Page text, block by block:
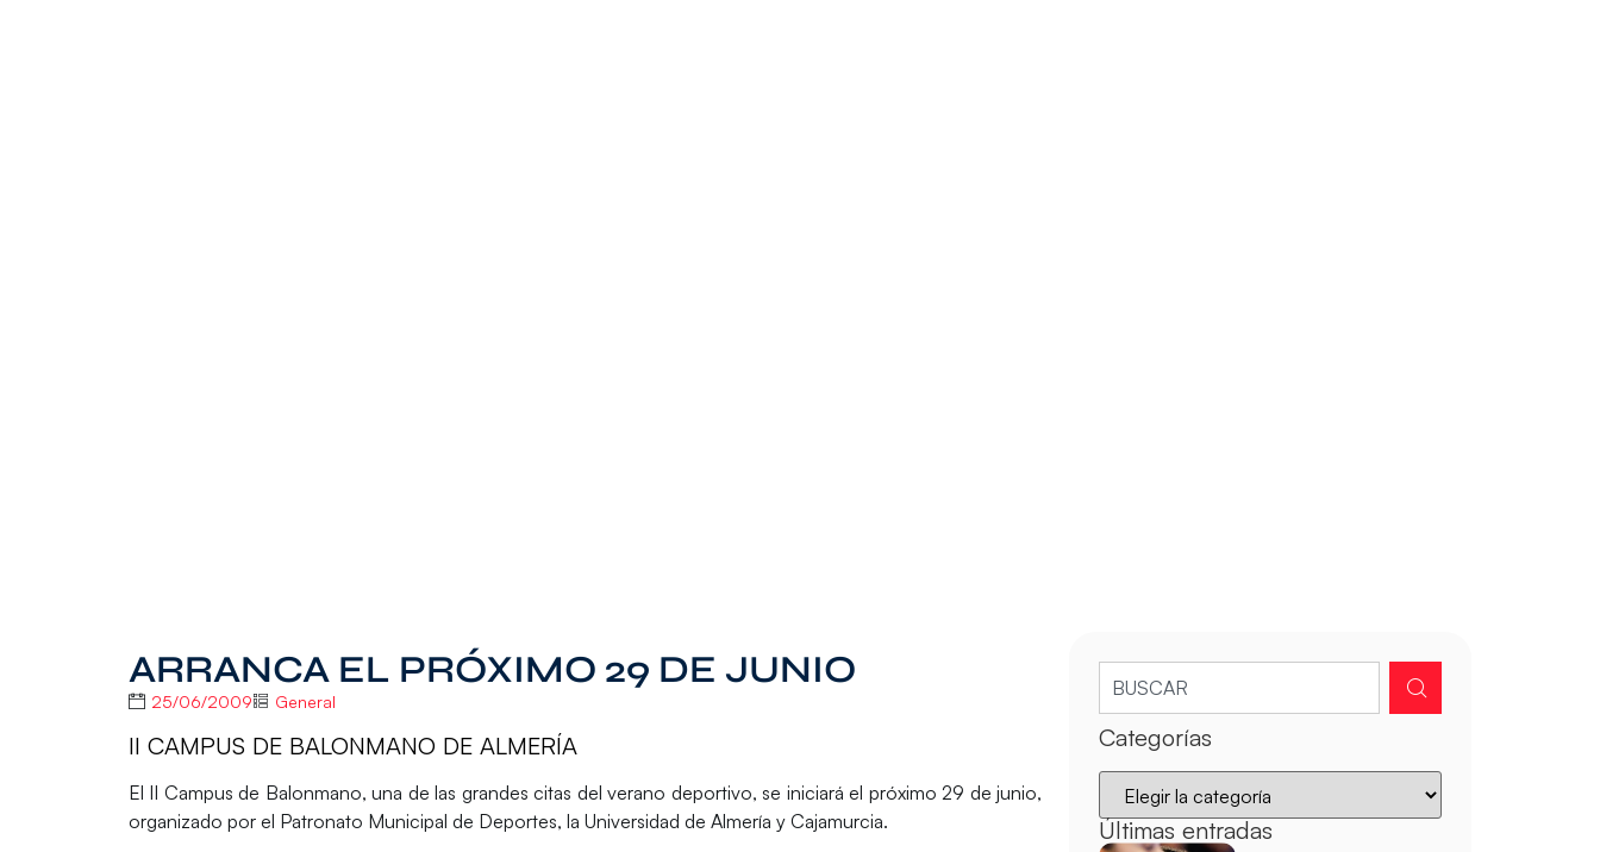
ARRANCA EL PRÓXIMO 29 DE JUNIO
25/06/2009 General
II CAMPUS DE BALONMANO DE ALMERÍA
El II Campus de Balonmano, una de las grandes citas del verano deportivo, se iniciará el próximo 29 de junio,
organizado por el Patronato Municipal de Deportes, la Universidad de Almería y Cajamurcia.
Categorías
Últimas entradas